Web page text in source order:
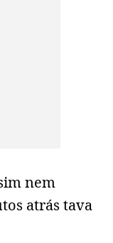
nem
atrás tava